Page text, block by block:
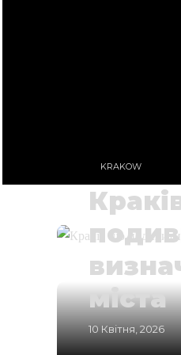
KRAKOW
міста
10 Квітня, 2026